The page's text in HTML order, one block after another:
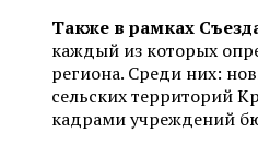
Также в рамках
каждый из которых
региона. Среди них:
сельских территорий
кадрами учреждений